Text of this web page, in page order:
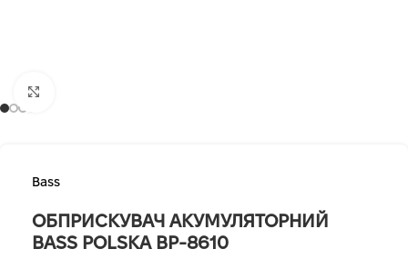
Bass
ОБПРИСКУВАЧ АКУМУЛЯТОРНИЙ
BASS POLSKA BP-8610